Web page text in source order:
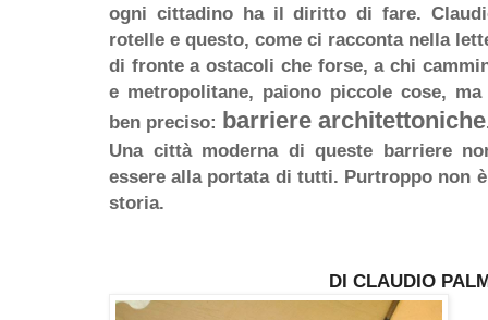
ogni cittadino ha il diritto di fare.
rotelle e questo, come ci racconta nella
di fronte a ostacoli che forse, a chi
e metropolitane, paiono piccole cose,
ben preciso: barriere architettoniche
Una città moderna di queste barriere
essere alla portata di tutti. Purtroppo non
storia.
DI CLAUDIO